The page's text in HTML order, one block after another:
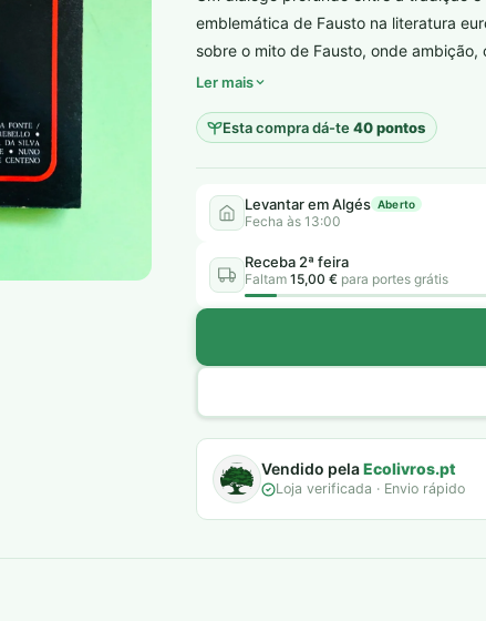
emblemática de Fausto na literatura
sobre o mito de Fausto, onde
Ler mais
Esta compra dá-te40 pontos
Levantar em Algés Aberto
Fecha às 13:00
Receba 2ª feira
Faltam 15,00 € para portes grátis
Vendido pelaEcolivros.pt
Loja verificada · Envio rápido